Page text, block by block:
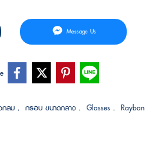
Message Us
ลม , กรอบ ขนาดกลาง , Glasses , Rayban